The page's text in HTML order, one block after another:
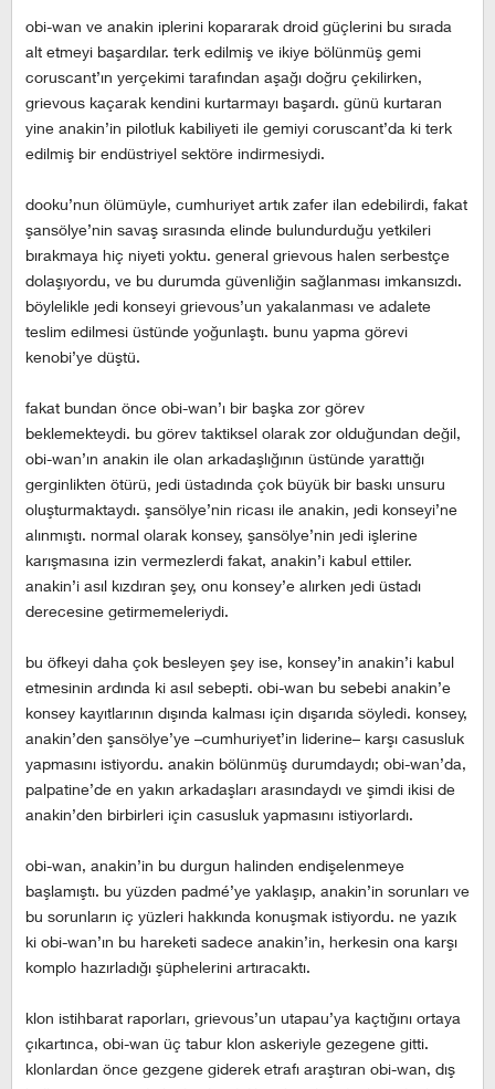
obi-wan ve anakin iplerini kopararak droid güçlerini bu sırada
alt etmeyi başardılar. terk edilmiş ve ikiye bölünmüş gemi
coruscant’ın yerçekimi tarafından aşağı doğru çekilirken,
grievous kaçarak kendini kurtarmayı başardı. günü kurtaran
yine anakin’in pilotluk kabiliyeti ile gemiyi coruscant’da ki terk
edilmiş bir endüstriyel sektöre indirmesiydi.
dooku’nun ölümüyle, cumhuriyet artık zafer ilan edebilirdi, fakat
şansölye’nin savaş sırasında elinde bulundurduğu yetkileri
bırakmaya hiç niyeti yoktu. general grievous halen serbestçe
dolaşıyordu, ve bu durumda güvenliğin sağlanması imkansızdı.
böylelikle jedi konseyi grievous’un yakalanması ve adalete
teslim edilmesi üstünde yoğunlaştı. bunu yapma görevi
kenobi’ye düştü.
fakat bundan önce obi-wan’ı bir başka zor görev
beklemekteydi. bu görev taktiksel olarak zor olduğundan değil,
obi-wan’ın anakin ile olan arkadaşlığının üstünde yarattığı
gerginlikten ötürü, jedi üstadında çok büyük bir baskı unsuru
oluşturmaktaydı. şansölye’nin ricası ile anakin, jedi konseyi’ne
alınmıştı. normal olarak konsey, şansölye’nin jedi işlerine
karışmasına izin vermezlerdi fakat, anakin’i kabul ettiler.
anakin’i asıl kızdıran şey, onu konsey’e alırken jedi üstadı
derecesine getirmemeleriydi.
bu öfkeyi daha çok besleyen şey ise, konsey’in anakin’i kabul
etmesinin ardında ki asıl sebepti. obi-wan bu sebebi anakin’e
konsey kayıtlarının dışında kalması için dışarıda söyledi. konsey,
anakin’den şansölye’ye –cumhuriyet’in liderine– karşı casusluk
yapmasını istiyordu. anakin bölünmüş durumdaydı; obi-wan’da,
palpatine’de en yakın arkadaşları arasındaydı ve şimdi ikisi de
anakin’den birbirleri için casusluk yapmasını istiyorlardı.
obi-wan, anakin’in bu durgun halinden endişelenmeye
başlamıştı. bu yüzden padmé’ye yaklaşıp, anakin’in sorunları ve
bu sorunların iç yüzleri hakkında konuşmak istiyordu. ne yazık
ki obi-wan’ın bu hareketi sadece anakin’in, herkesin ona karşı
komplo hazırladığı şüphelerini artıracaktı.
klon istihbarat raporları, grievous’un utapau’ya kaçtığını ortaya
çıkartınca, obi-wan üç tabur klon askeriyle gezegene gitti.
klonlardan önce gezgene giderek etrafı araştıran obi-wan, dış